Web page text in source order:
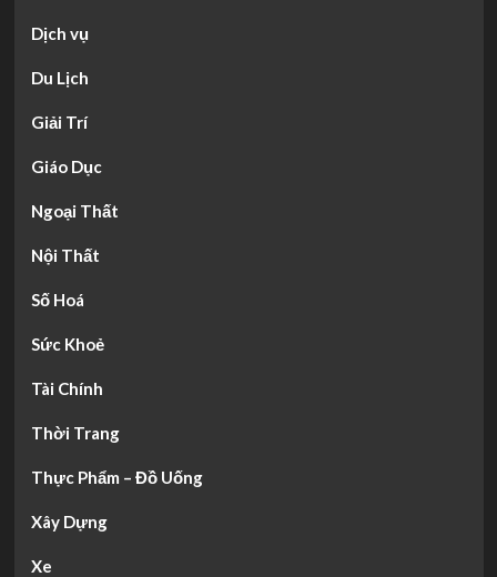
Dịch vụ
Du Lịch
Giải Trí
Giáo Dục
Ngoại Thất
Nội Thất
Số Hoá
Sức Khoẻ
Tài Chính
Thời Trang
Thực Phẩm – Đồ Uống
Xây Dựng
Xe